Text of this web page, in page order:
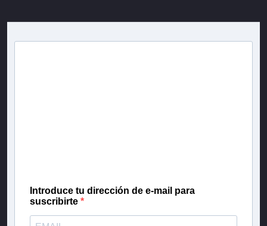
Introduce tu dirección de e-mail para
suscribirte